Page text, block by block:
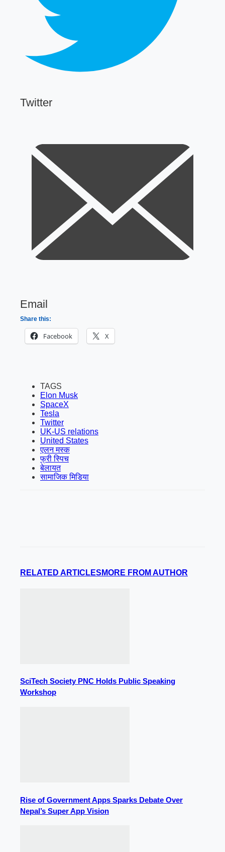
Twitter
Email
Share this:
Facebook X
TAGS
Elon Musk
SpaceX
Tesla
Twitter
UK-US relations
United States
एलन मस्क
फ्री स्पिच
बेलायत
सामाजिक मिडिया
RELATED ARTICLES MORE FROM AUTHOR
SciTech Society PNC Holds Public Speaking
Workshop
Rise of Government Apps Sparks Debate Over
Nepal’s Super App Vision